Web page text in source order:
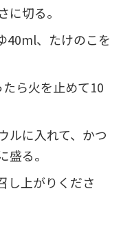
に切る。
40ml、たけのこを
ら火を止めて10
ルに入れて、かつ
る。
し上がりくださ